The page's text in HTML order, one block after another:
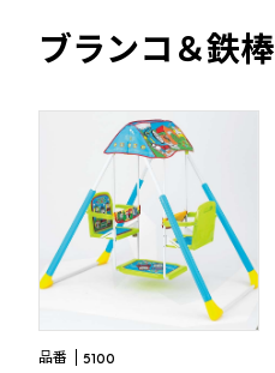
ブランコ＆鉄棒
品番 5100